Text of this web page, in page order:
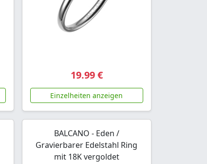
19.99 €
Einzelheiten anzeigen
BALCANO - Eden /
Gravierbarer Edelstahl Ring
mit 18K vergoldet